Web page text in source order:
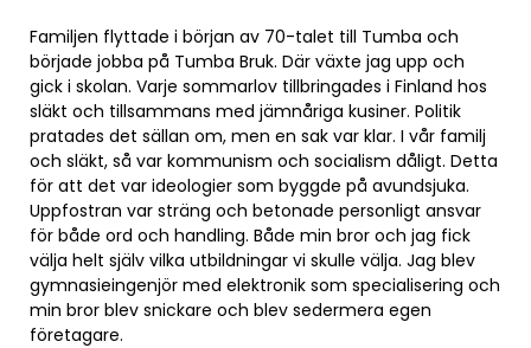
Familjen flyttade i början av 70-talet till Tumba och
började jobba på Tumba Bruk. Där växte jag upp och
gick i skolan. Varje sommarlov tillbringades i Finland hos
släkt och tillsammans med jämnåriga kusiner. Politik
pratades det sällan om, men en sak var klar. I vår familj
och släkt, så var kommunism och socialism dåligt. Detta
för att det var ideologier som byggde på avundsjuka.
Uppfostran var sträng och betonade personligt ansvar
för både ord och handling. Både min bror och jag fick
välja helt själv vilka utbildningar vi skulle välja. Jag blev
gymnasieingenjör med elektronik som specialisering och
min bror blev snickare och blev sedermera egen
företagare.